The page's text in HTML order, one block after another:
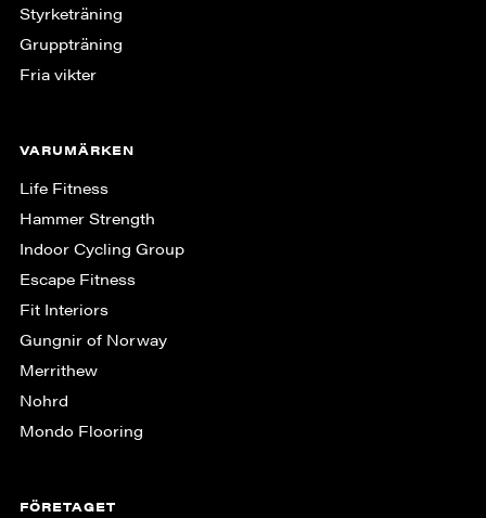
Styrketräning
Gruppträning
Fria vikter
VARUMÄRKEN
Life Fitness
Hammer Strength
Indoor Cycling Group
Escape Fitness
Fit Interiors
Gungnir of Norway
Merrithew
Nohrd
Mondo Flooring
FÖRETAGET